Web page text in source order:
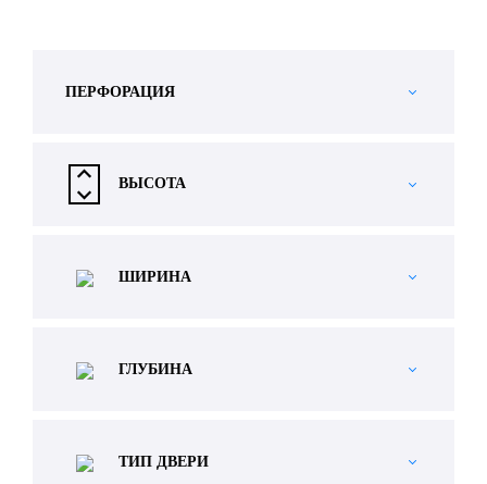
ПЕРФОРАЦИЯ
ВЫСОТА
ШИРИНА
ГЛУБИНА
ТИП ДВЕРИ